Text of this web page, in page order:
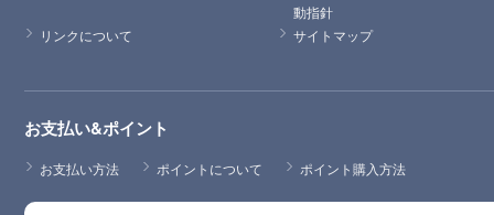
動指針
リンクについて
サイトマップ
お支払い&ポイント
お支払い方法 ポイントについて ポイント購入方法